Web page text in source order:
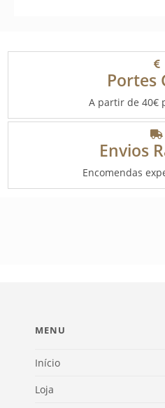
Portes
A partir de 40€
Envios
Encomendas
MENU
Início
Loja